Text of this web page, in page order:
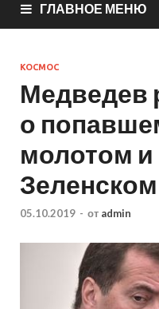
ГЛАВНОЕ МЕНЮ
КОСМОС
Медведев
о
молотом и
Зеленском
05.10.2019 - от admin